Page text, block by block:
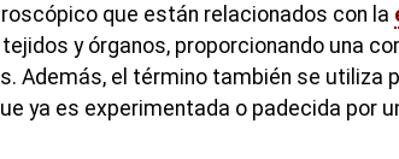
que están relacionados con la
y órganos, proporcionando una
Además, el término también se utiliza
ya es experimentada o padecida por